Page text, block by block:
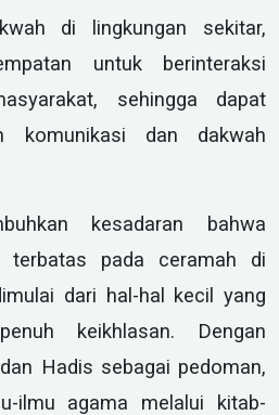
di lingkungan sekitar,
untuk berinteraksi
sehingga dapat
komunikasi dan dakwah
kesadaran bahwa
terbatas pada ceramah di
dari hal-hal kecil yang
keikhlasan. Dengan
Hadis sebagai pedoman,
ilmu agama melalui kitab-